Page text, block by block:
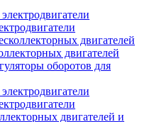
двигателей
двигателей
оборотов для
двигателей и